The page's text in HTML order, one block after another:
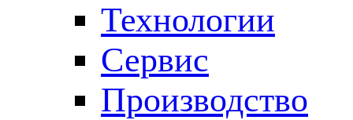
Технологии
Сервис
Производство